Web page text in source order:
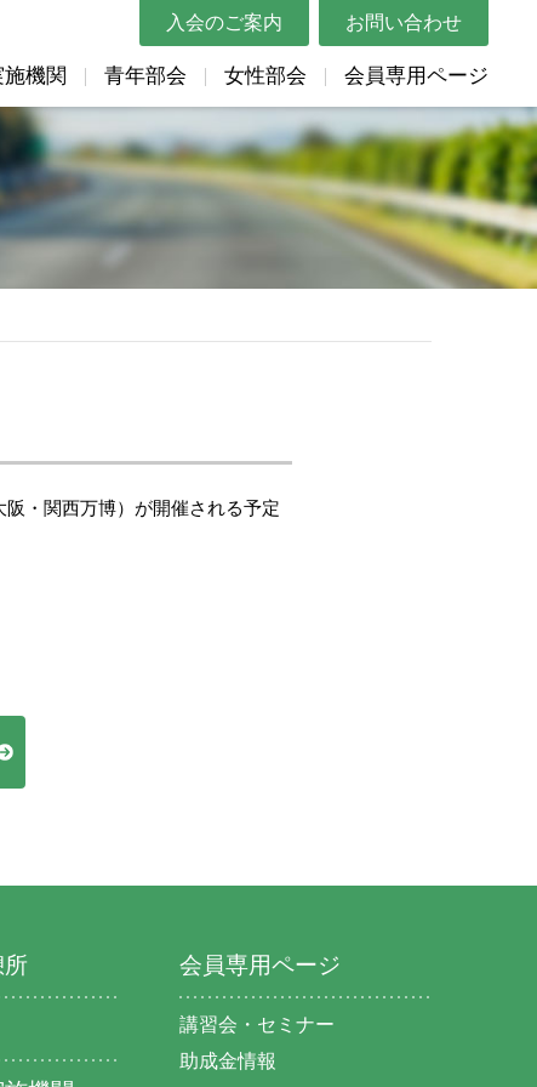
入会のご案内 お問い合わせ
ンク
リンク
都道府県トラック協会リンク
マスコットキャラクター紹介
機関
概要
帳票類
教育資料
Gマーク関連
Gマーク関連（表彰関係）
巡回指導結果の統計
青年部会 女性部会 会員専用ページ
講習会・セミナー
助成金情報
各種申込用紙
表彰申請用紙
貸出DVD
・関西万博）が開催される予定
所 会員専用ページ
講習会・セミナー
助成金情報